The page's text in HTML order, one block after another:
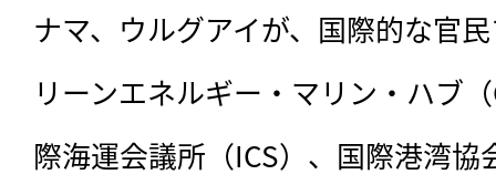
ナマ、ウルグアイが、国際的な官
リーンエネルギー・マリン・ハブ
際海運会議所（ICS）、国際港湾協